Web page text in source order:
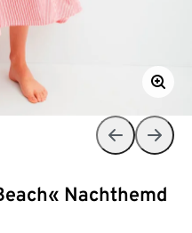
Nachthemd